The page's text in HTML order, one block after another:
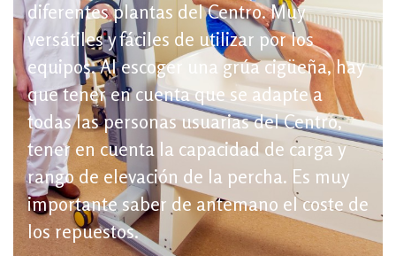
diferentes plantas del Centro. Muy
versátiles y fáciles de utilizar por los
equipos. Al escoger una grúa cigüeña, hay
que tener en cuenta que se adapte a
todas las personas usuarias del Centro,
tener en cuenta la capacidad de carga y
rango de elevación de la percha. Es muy
importante saber de antemano el coste de
los repuestos.